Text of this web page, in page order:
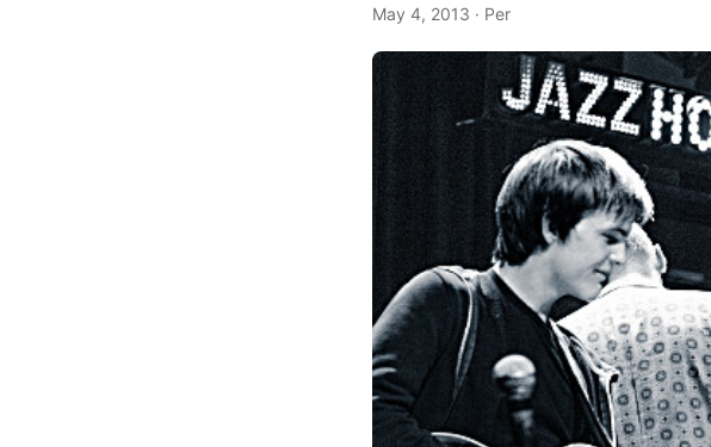
May 4, 2013 · Per